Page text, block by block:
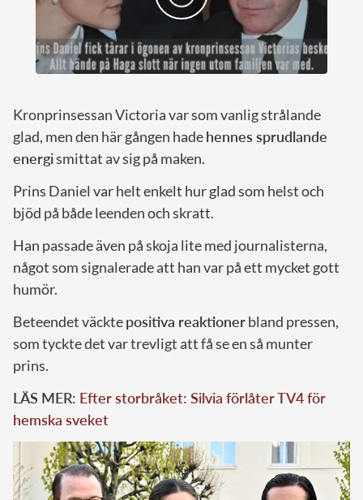
Kronprinsessan Victoria var som vanlig strålande
glad, men den här gången hadehennes sprudlande
energismittat av sig på maken.
Prins Daniel var helt enkelt hur glad som helst och
bjöd på både leenden och skratt.
Han passade även på skoja lite med journalisterna,
något som signalerade att han var på ett mycket gott
humör.
Beteendet väcktepositiva reaktionerbland pressen,
som tyckte det var trevligt att få se en så munter
prins.
LÄS MER: Efter storbråket: Silvia förlåter TV4 för
hemska sveket